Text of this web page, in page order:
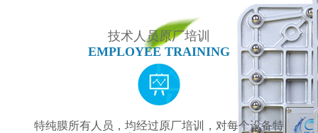
技术人员原厂培训
EMPLOYEE TRAINING
特纯膜所有人员，均经过原厂培训，对每个设备特